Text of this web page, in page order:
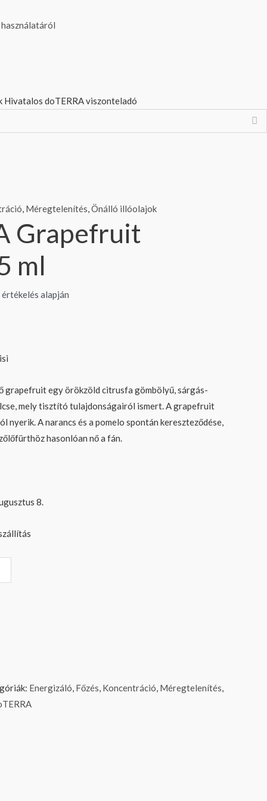
Hivatalos doTERRA viszonteladó
, Méregtelenítés,Önálló illóolajok
Grapefruit
ml
értékelés alapján
grapefruit egy örökzöld citrusfa gömbölyű, sárgás-
mely tisztító tulajdonságairól ismert. A grapefruit
nyerik. A narancs és a pomelo spontán kereszteződése,
hasonlóan nő a fán.
8.
Energizáló, Főzés, Koncentráció, Méregtelenítés,